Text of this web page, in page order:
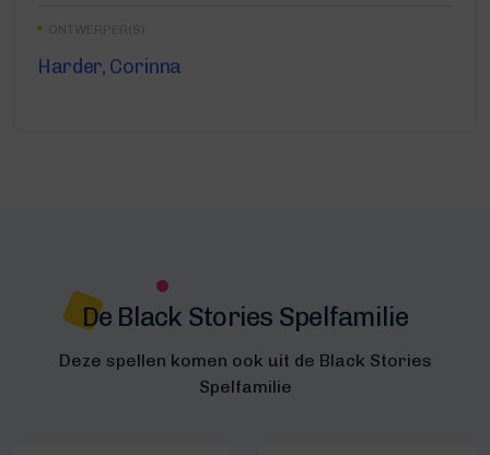
ONTWERPER(S)
Harder, Corinna
De Black Stories Spelfamilie
Deze spellen komen ook uit de Black Stories
Spelfamilie